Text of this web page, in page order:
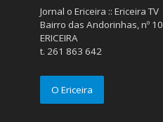
Jornal o Ericeira :: Ericeira TV
Bairro das Andorinhas, nº 10
ERICEIRA
t. 261 863 642
O Ericeira